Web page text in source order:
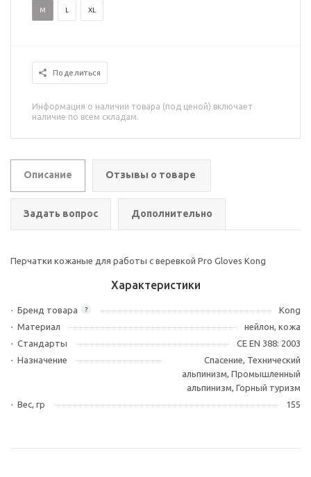
M L XL
Поделиться
Информация о наличии товара (под ценой) включает
наличие по всем складам.
Описание Отзывы о товаре
Задать вопрос Дополнительно
Перчатки кожаные для работы с веревкой Pro Gloves Kong
Характеристики
?
Бренд товара
Kong
Материал
нейлон, кожа
Стандарты
CE EN 388: 2003
Назначение
Спасение, Технический
альпинизм, Промышленный
альпинизм, Горный туризм
Вес, гр
155